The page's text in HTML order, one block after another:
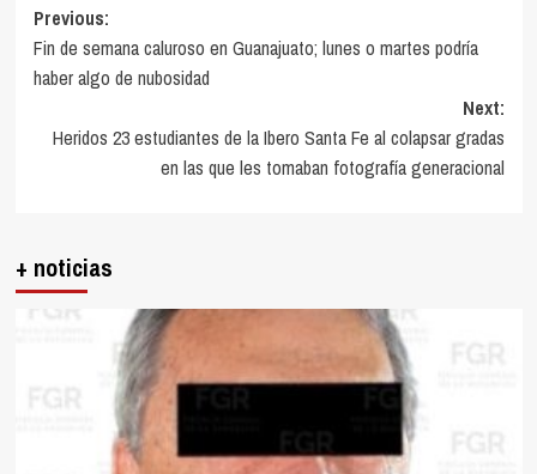
Post
navigation
Previous:
Fin de semana caluroso en Guanajuato; lunes o martes podría
haber algo de nubosidad
Next:
Heridos 23 estudiantes de la Ibero Santa Fe al colapsar gradas
en las que les tomaban fotografía generacional
+ noticias